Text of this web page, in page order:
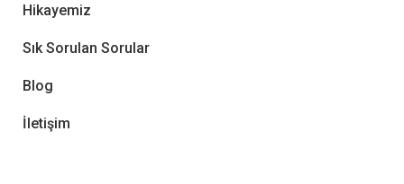
Hikayemiz
Sık Sorulan Sorular
Blog
İletişim